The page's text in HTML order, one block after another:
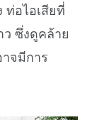
อไอเสียที่
ซึ่งดูคล้าย
จมีการ